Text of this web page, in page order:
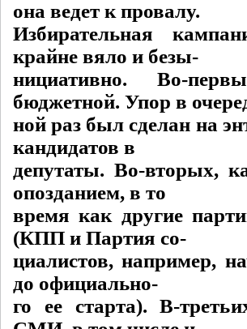
она ведет к провалу.
Избирательная
крайне вяло и безы-
нициативно. Во-
бюджетной. Упор в
ной раз был сделан на
кандидатов в
депутаты. Во-вторых,
опозданием, в то
время как другие
(КПП и Партия со-
циалистов, например,
до официально-
го ее старта). В-